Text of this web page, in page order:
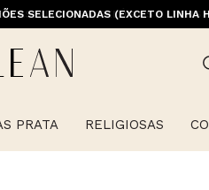
SELECIONADAS (EXCETO LINHA
PRATA RELIGIOSAS